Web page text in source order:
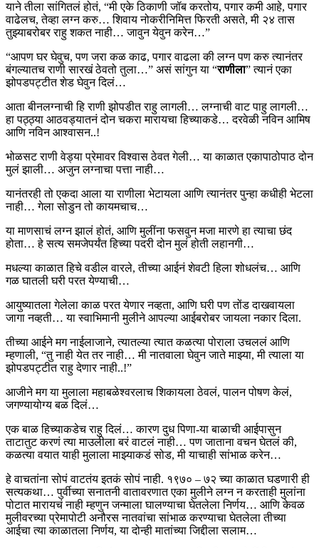
याने तीला सांगितलं होतं, “मी एके ठिकाणी जॉब करतोय, पगार कमी आहे, पगार
वाढेलच, तेव्हा लग्न करु… शिवाय नोकरीनिमित्त फिरती असते, मी २४ तास
तुझ्याबरोबर राहु शकत नाही… जावुन येवुन करेन…”
“आपण घर घेवुच, पण जरा कळ काढ, पगार वाढला की लग्न पण करु त्यानंतर
बंगल्यातच राणी सारखं ठेवतो तुला…” असं सांगुन या “राणीला” त्यानं एका
झोपडपट्टीत शेड घेवुन दिलं…
आता बीनलग्नाची हि राणी झोपडीत राहु लागली… लग्नाची वाट पाहु लागली…
हा पठ्ठ्या आठवड्यातनं दोन चकरा मारायचा हिच्याकडे… दरवेळी नविन आमिष
आणि नविन आश्वासन..!
भोळसट राणी वेड्या प्रेमावर विश्वास ठेवत गेली… या काळात एकापाठोपाठ दोन
मुलं झाली… अजुन लग्नाचा पत्ता नाही…
यानंतरही तो एकदा आला या राणीला भेटायला आणि त्यानंतर पुन्हा कधीही भेटला
नाही… गेला सोडुन तो कायमचाच…
या माणसाचं लग्न झालं होतं, आणि मुलींना फसवुन मजा मारणे हा त्याचा छंद
होता… हे सत्य समजेपर्यंत हिच्या पदरी दोन मुलं होती लहानगी…
मधल्या काळात हिचे वडील वारले, तीच्या आईनं शेवटी हिला शोधलंच… आणि
गळ घातली घरी परत येण्याची…
आयुष्यातला गेलेला काळ परत येणार नव्हता, आणि घरी पण तोंड दाखवायला
जागा नव्हती… या स्वाभिमानी मुलीने आपल्या आईबरोबर जायला नकार दिला.
तीच्या आईने मग नाईलाजाने, त्यातल्या त्यात कळत्या पोराला उचललं आणि
म्हणाली, “तु नाही येत तर नाही… मी नातवाला घेवुन जाते माझ्या, मी त्याला या
झोपडपट्टीत राहु देणार नाही..!”
आजीने मग या मुलाला महाबळेश्वरलाच शिकायला ठेवलं, पालन पोषण केलं,
जगण्यायोग्य बळ दिलं…
एक बाळ हिच्याकडेच राहु दिलं… कारण दुध पिणा-या बाळाची आईपासुन
ताटातुट करणं त्या माउलीला बरं वाटलं नाही… पण जाताना वचन घेतलं की,
कळत्या वयात याही मुलाला माझ्याकडं सोड, मी याचाही सांभाळ करेन…
हे वाचतांना सोपं वाटतंय इतकं सोपं नाही. १९७० – ७२ च्या काळात घडणारी ही
सत्यकथा… पुर्वीच्या सनातनी वातावरणात एका मुलीने लग्न न करताही मुलांना
पोटात मारायचं नाही म्हणुन जन्माला घालण्याचा घेतलेला निर्णय… आणि केवळ
मुलीवरच्या प्रेमापोटी अनौरस नातवांचा सांभाळ करण्याचा घेतलेला तीच्या
आईचा त्या काळातला निर्णय, या दोन्ही मातांच्या जिद्दीला सलाम…